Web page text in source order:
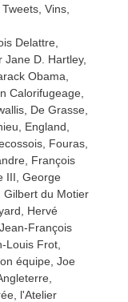
,Tweets ,Vins
Delattre
Jane D. Hartley,
Obama
Calorifugeage
De Grasse
England
Fouras
François
III ,George
,Gilbert du Motier
Hervé
Jean-François
Louis Frot
équipe ,Joe
l'Atelier